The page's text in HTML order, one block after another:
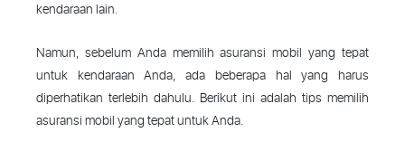
kendaraan lain.
Namun, sebelum Anda memilih asuransi mobil yang tepat
untuk kendaraan Anda, ada beberapa hal yang harus
diperhatikan terlebih dahulu. Berikut ini adalah tips memilih
asuransi mobil yang tepat untuk Anda.